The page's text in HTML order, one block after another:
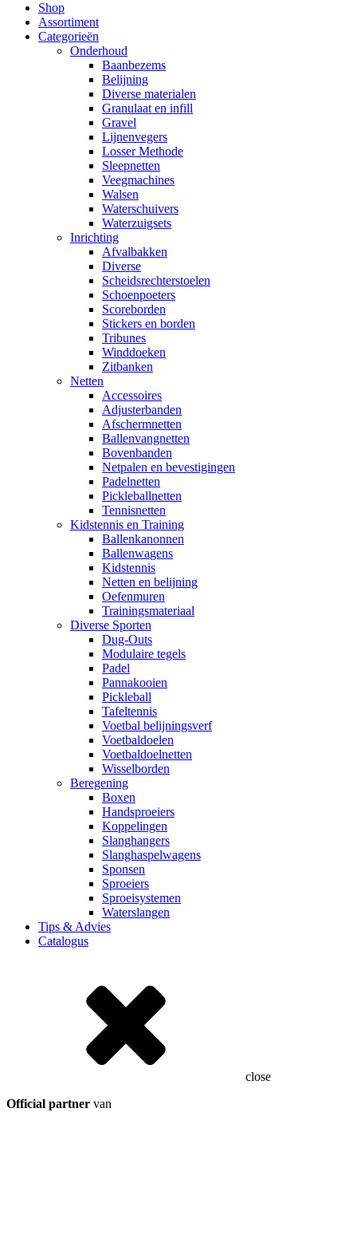
Shop
Assortiment
Categorieën
Onderhoud
Baanbezems
Belijning
Diverse materialen
Granulaat en infill
Gravel
Lijnenvegers
Losser Methode
Sleepnetten
Veegmachines
Walsen
Waterschuivers
Waterzuigsets
Inrichting
Afvalbakken
Diverse
Scheidsrechterstoelen
Schoenpoeters
Scoreborden
Stickers en borden
Tribunes
Winddoeken
Zitbanken
Netten
Accessoires
Adjusterbanden
Afschermnetten
Ballenvangnetten
Bovenbanden
Netpalen en bevestigingen
Padelnetten
Pickleballnetten
Tennisnetten
Kidstennis en Training
Ballenkanonnen
Ballenwagens
Kidstennis
Netten en belijning
Oefenmuren
Trainingsmateriaal
Diverse Sporten
Dug-Outs
Modulaire tegels
Padel
Pannakooien
Pickleball
Tafeltennis
Voetbal belijningsverf
Voetbaldoelen
Voetbaldoelnetten
Wisselborden
Beregening
Boxen
Handsproeiers
Koppelingen
Slanghangers
Slanghaspelwagens
Sponsen
Sproeiers
Sproeisystemen
Waterslangen
Tips & Advies
Catalogus
close
Official partner van